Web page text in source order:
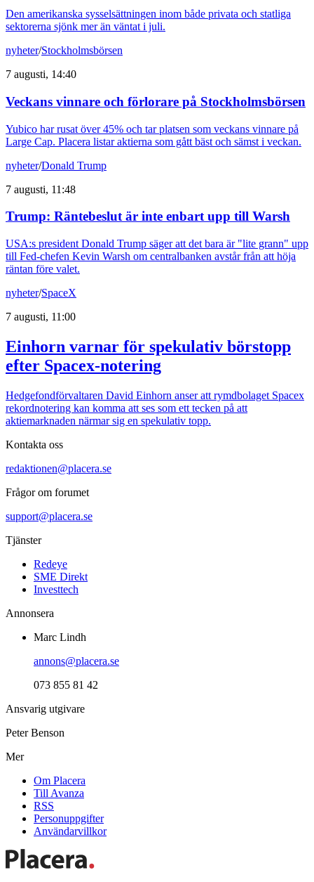
Den amerikanska sysselsättningen inom både privata och statliga
sektorerna sjönk mer än väntat i juli.
nyheter/Stockholmsbörsen
7 augusti, 14:40
Veckans vinnare och förlorare på Stockholmsbörsen
Yubico har rusat över 45% och tar platsen som veckans vinnare på
Large Cap. Placera listar aktierna som gått bäst och sämst i veckan.
nyheter/Donald Trump
7 augusti, 11:48
Trump: Räntebeslut är inte enbart upp till Warsh
USA:s president Donald Trump säger att det bara är "lite grann" upp
till Fed-chefen Kevin Warsh om centralbanken avstår från att höja
räntan före valet.
nyheter/SpaceX
7 augusti, 11:00
Einhorn varnar för spekulativ börstopp
efter Spacex-notering
Hedgefondförvaltaren David Einhorn anser att rymdbolaget Spacex
rekordnotering kan komma att ses som ett tecken på att
aktiemarknaden närmar sig en spekulativ topp.
Kontakta oss
redaktionen@placera.se
Frågor om forumet
support@placera.se
Tjänster
Redeye
SME Direkt
Investtech
Annonsera
Marc Lindh
annons@placera.se
073 855 81 42
Ansvarig utgivare
Peter Benson
Mer
Om Placera
Till Avanza
RSS
Personuppgifter
Användarvillkor